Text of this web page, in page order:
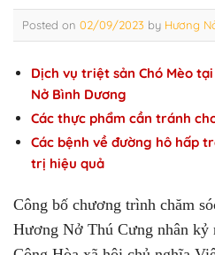
Posted on 02/09/2023 by Hương
Dịch vụ triệt sản Chó Mèo
Nở Bình Dương
Các thực phẩm cần tránh
Các bệnh về đường hô hấp
trị hiệu quả
Công bố chương trình chăm
Hương Nở Thú Cưng nhân kỷ